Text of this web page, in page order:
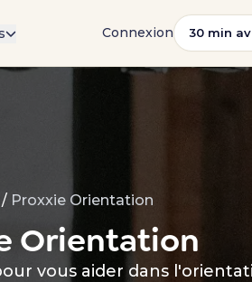
Connexion 30 min
/ Proxxie Orientation
Orientation
vous aider dans